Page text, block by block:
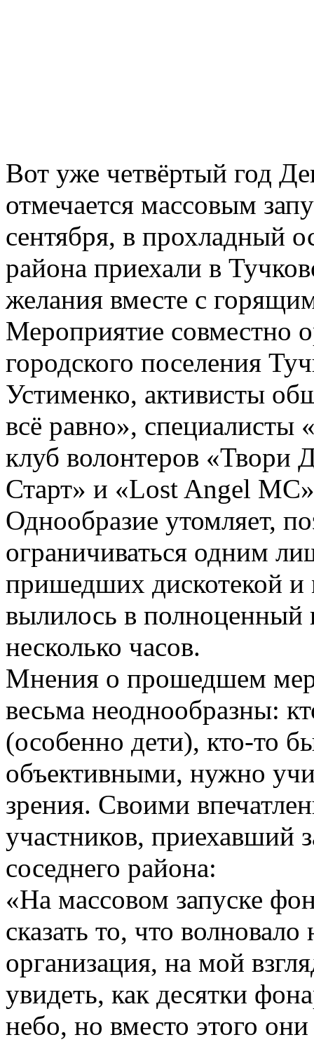
Вот уже четвёртый год
отмечается массовым
сентября, в прохладный
района приехали в
желания вместе с
Мероприятие совместно
городского поселения
Устименко, активисты
всё равно», специалисты
клуб волонтеров
Старт» и «Lost Angel
Однообразие утомляет,
ограничиваться одним
пришедших дискотекой
вылилось в полноценный
несколько часов.
Мнения о прошедшем
весьма неоднообразны:
(особенно дети), кто-то
объективными, нужно
зрения. Своими
участников, приехавший
соседнего района:
«На массовом запуске
сказать то, что
организация, на мой
увидеть, как десятки
небо, но вместо этого